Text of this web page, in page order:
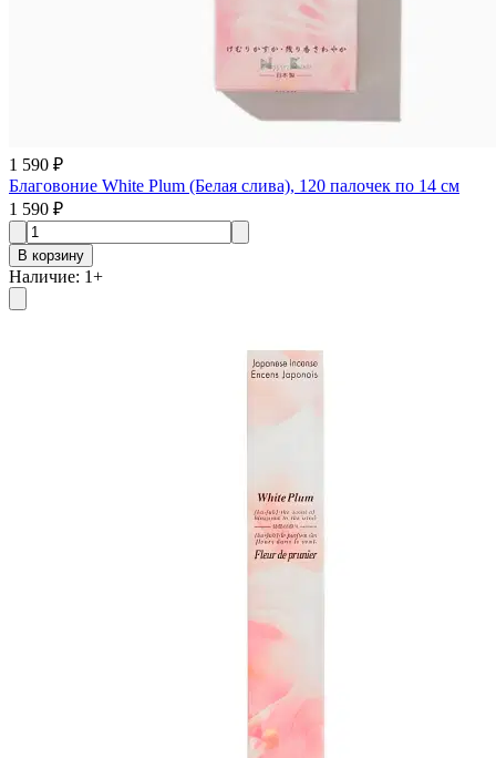
1 590 ₽
Благовоние White Plum (Белая слива), 120 палочек по 14 см
1 590 ₽
В корзину
Наличие: 1+